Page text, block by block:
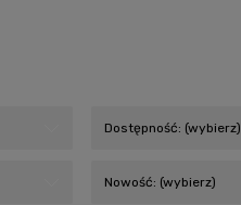
Dostępność: (wybierz)
Nowość: (wybierz)